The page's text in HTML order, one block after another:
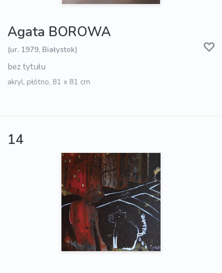
Agata BOROWA
(ur. 1979, Białystok)
bez tytułu
akryl, płótno, 81 x 81 cm
14